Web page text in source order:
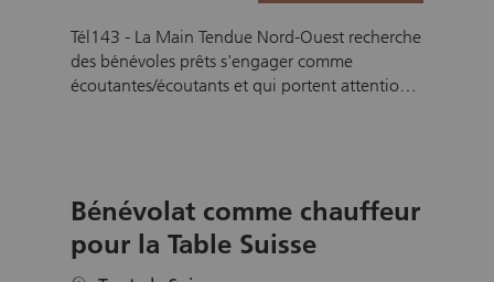
Tél143 - La Main Tendue Nord-Ouest recherche
des bénévoles prêts s'engager comme
écoutantes/écoutants et qui portent attention
préoccupations. Pour cela, vous bénéficiez de 8
mois de formation et de formation continue.
Bénévolat comme chauffeur
pour la Table Suisse